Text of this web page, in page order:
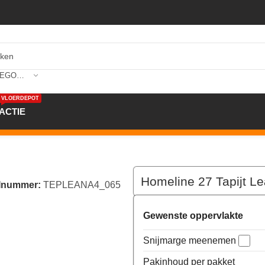
VLOERDEPOT
cm kleur 65
TEPLEANA4_065
Homeline 27 Tapijt
Gewenste oppervlakte
Snijmarge meenemen
Pakinhoud per pakket